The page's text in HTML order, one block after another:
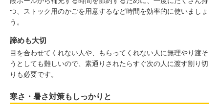
つ、ストック用のかごを用意するなど時間を効率的に使いましょ
う。
諦めも大切
目を合わせてくれない人や、もらってくれない人に無理やり渡そ
うとしても難しいので、素通りされたらすぐ次の人に渡す割り切
りも必要です。
寒さ・暑さ対策もしっかりと